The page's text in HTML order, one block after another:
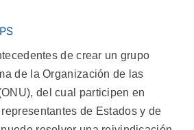
de crear un grupo
de la Organización de las
del cual participen en
de Estados y de